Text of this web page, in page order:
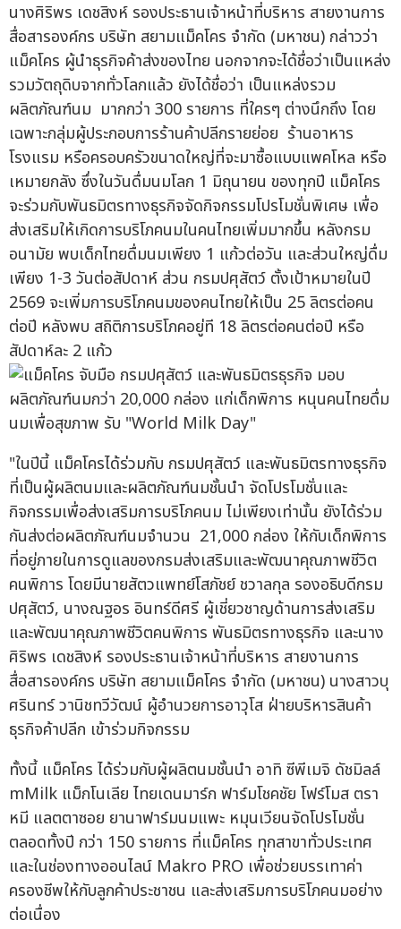
นางศิริพร เดชสิงห์ รองประธานเจ้าหน้าที่บริหาร สายงานการ
สื่อสารองค์กร บริษัท สยามแม็คโคร จำกัด (มหาชน) กล่าวว่า
แม็คโคร ผู้นำธุรกิจค้าส่งของไทย นอกจากจะได้ชื่อว่าเป็นแหล่ง
รวมวัตถุดิบจากทั่วโลกแล้ว ยังได้ชื่อว่า เป็นแหล่งรวม
ผลิตภัณฑ์นม มากกว่า 300 รายการ ที่ใครๆ ต่างนึกถึง โดย
เฉพาะกลุ่มผู้ประกอบการร้านค้าปลีกรายย่อย ร้านอาหาร
โรงแรม หรือครอบครัวขนาดใหญ่ที่จะมาซื้อแบบแพคโหล หรือ
เหมายกลัง ซึ่งในวันดื่มนมโลก 1 มิถุนายน ของทุกปี แม็คโคร
จะร่วมกับพันธมิตรทางธุรกิจจัดกิจกรรมโปรโมชั่นพิเศษ เพื่อ
ส่งเสริมให้เกิดการบริโภคนมในคนไทยเพิ่มมากขึ้น หลังกรม
อนามัย พบเด็กไทยดื่มนมเพียง 1 แก้วต่อวัน และส่วนใหญ่ดื่ม
เพียง 1-3 วันต่อสัปดาห์ ส่วน กรมปศุสัตว์ ตั้งเป้าหมายในปี
2569 จะเพิ่มการบริโภคนมของคนไทยให้เป็น 25 ลิตรต่อคน
ต่อปี หลังพบ สถิติการบริโภคอยู่ที 18 ลิตรต่อคนต่อปี หรือ
สัปดาห์ละ 2 แก้ว
"ในปีนี้ แม็คโครได้ร่วมกับ กรมปศุสัตว์ และพันธมิตรทางธุรกิจ
ที่เป็นผู้ผลิตนมและผลิตภัณฑ์นมชั้นนำ จัดโปรโมชั่นและ
กิจกรรมเพื่อส่งเสริมการบริโภคนม ไม่เพียงเท่านั้น ยังได้ร่วม
กันส่งต่อผลิตภัณฑ์นมจำนวน 21,000 กล่อง ให้กับเด็กพิการ
ที่อยู่ภายในการดูแลของกรมส่งเสริมและพัฒนาคุณภาพชีวิต
คนพิการ โดยมีนายสัตวแพทย์โสภัชย์ ชวาลกุล รองอธิบดีกรม
ปศุสัตว์, นางณฐอร อินทร์ดีศรี ผู้เชี่ยวชาญด้านการส่งเสริม
และพัฒนาคุณภาพชีวิตคนพิการ พันธมิตรทางธุรกิจ และนาง
ศิริพร เดชสิงห์ รองประธานเจ้าหน้าที่บริหาร สายงานการ
สื่อสารองค์กร บริษัท สยามแม็คโคร จำกัด (มหาชน) นางสาวบุ
ศรินทร์ วานิชทวีวัฒน์ ผู้อำนวยการอาวุโส ฝ่ายบริหารสินค้า
ธุรกิจค้าปลีก เข้าร่วมกิจกรรม
ทั้งนี้ แม็คโคร ได้ร่วมกับผู้ผลิตนมชั้นนำ อาทิ ซีพีเมจิ ดัชมิลล์
mMilk แม็กโนเลีย ไทยเดนมาร์ก ฟาร์มโชคชัย โฟร์โมส ตรา
หมี แลตตาซอย ยานาฟาร์มนมแพะ หมุนเวียนจัดโปรโมชั่น
ตลอดทั้งปี กว่า 150 รายการ ที่แม็คโคร ทุกสาขาทั่วประเทศ
และในช่องทางออนไลน์ Makro PRO เพื่อช่วยบรรเทาค่า
ครองชีพให้กับลูกค้าประชาชน และส่งเสริมการบริโภคนมอย่าง
ต่อเนื่อง